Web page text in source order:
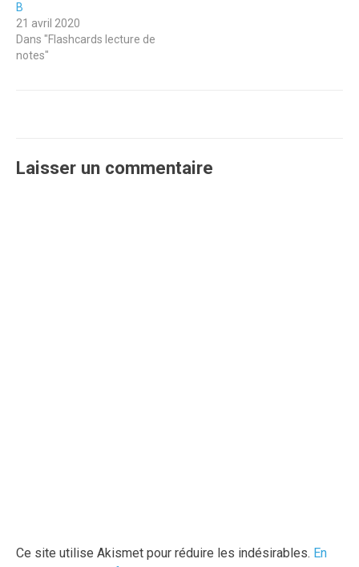
B
21 avril 2020
Dans "Flashcards lecture de
notes"
Laisser un commentaire
Ce site utilise Akismet pour réduire les indésirables. En